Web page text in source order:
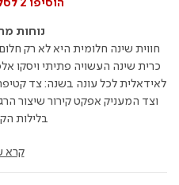
הוסיפו 2 לסל-שלמו על 1
נוחות
חווית שינה חלומית היא לא רק
כרית שינה העשויה פתיתי ויסקו
לאידאלית לכל עונה בשנה: צד
וצד המעניק אפקט קירור שיצור
בלילות
קרא